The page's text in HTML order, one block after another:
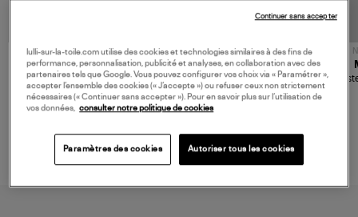
480,00 €
JEROME DREYFUSS
Sac Bobi S Cuir Lamé
Champagne
NOUVELLE COLLECTION
189,00 €
TORAL
Mocassins Killian Sport
Mousse
lulli-sur-la-toile.com utilise des cookies et technologies similaires à des fins de
performance, personnalisation, publicité et analyses, en collaboration avec des
partenaires tels que Google. Vous pouvez configurer vos choix via « Paramétrer »,
accepter l’ensemble des cookies (« J’accepte ») ou refuser ceux non strictement
nécessaires (« Continuer sans accepter »). Pour en savoir plus sur l’utilisation de
vos données, consulter notre politique de cookies
Paramètres des cookies Autoriser tous les cookies
Continuer sans accepter